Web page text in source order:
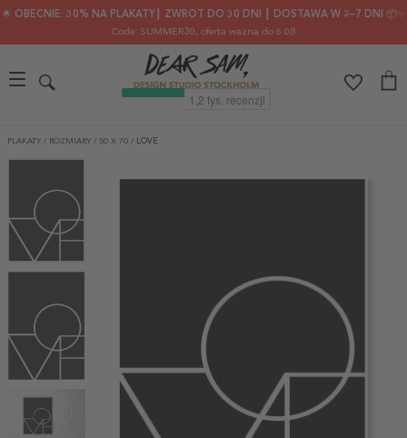
🌟 OBECNIE: 30% NA PLAKATY┃ ZWROT DO 30 DNI ┃ DOSTAWA W 2–7 DNI 📦✨
Code: SUMMER30, oferta ważna do 6.08
PLAKATY / ROZMIARY / 50 X 70 / LOVE